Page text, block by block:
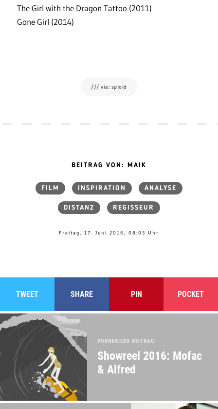
The Girl with the Dragon Tattoo (2011)
Gone Girl (2014)
/// via: sploid
BEITRAG VON: MAIK
FILM INSPIRATION ANALYSE
DISTANZ REGISSEUR
Freitag, 17. Juni 2016, 08:03 Uhr
TWEET SHARE PIN POCKET
VORHERIGER BEITRAG:
Showreel 2016: Mofac
& Alfred